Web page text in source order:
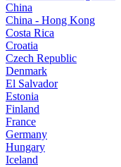
China
China - Hong Kong
Costa Rica
Croatia
Czech Republic
Denmark
El Salvador
Estonia
Finland
France
Germany
Hungary
Iceland